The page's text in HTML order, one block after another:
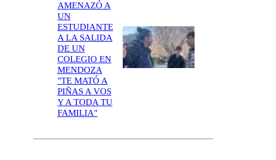
AMENAZÓ A
UN
ESTUDIANTE
A LA SALIDA
DE UN
COLEGIO EN
MENDOZA
"TE MATÓ A
PIÑAS A VOS
Y A TODA TU
FAMILIA"